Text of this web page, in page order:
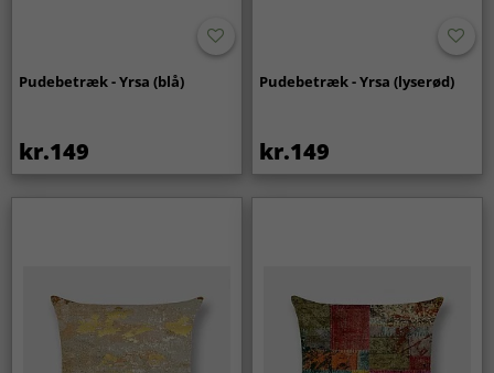
Pudebetræk - Yrsa (blå)
kr.149
Pudebetræk - Yrsa (lyserød)
kr.149